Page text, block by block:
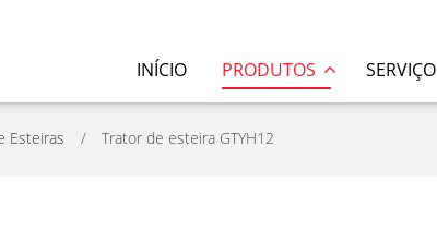
INÍCIO PRODUTOS SERVIÇO
Esteiras Trator de esteira GTYH12